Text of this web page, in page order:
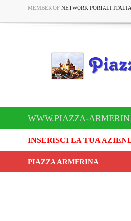
MEMBER OF NETWORK PORTALI
WWW.PIAZZA-
INSERISCI LA TUA
PIAZZA ARMERINA